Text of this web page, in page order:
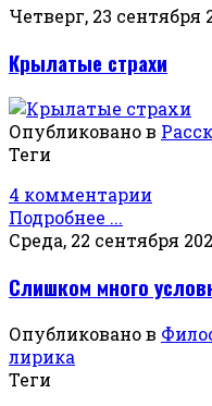
Четверг, 23 сентября
Крылатые страхи
Опубликовано в
Теги
4 комментарии
Подробнее ...
Среда, 22 сентября
Слишком много
Опубликовано в
лирика
Теги